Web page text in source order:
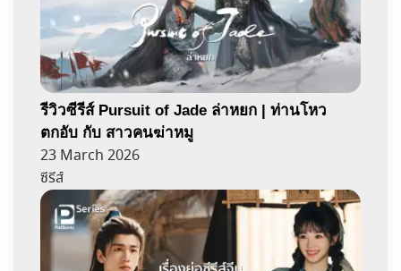
รีวิวซีรีส์ Pursuit of Jade ล่าหยก | ท่านโหว
ตกอับ กับ สาวคนฆ่าหมู
23 March 2026
ซีรีส์